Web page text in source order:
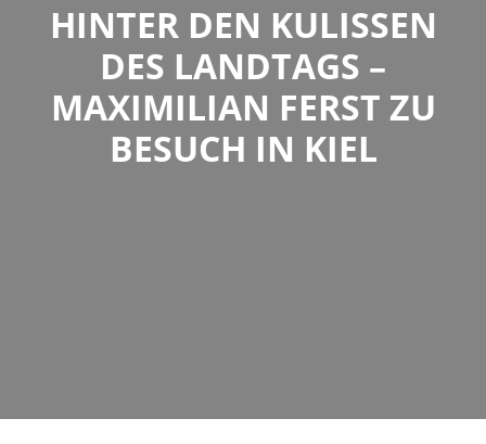
HINTER DEN KULISSEN
DES LANDTAGS –
MAXIMILIAN FERST ZU
BESUCH IN KIEL